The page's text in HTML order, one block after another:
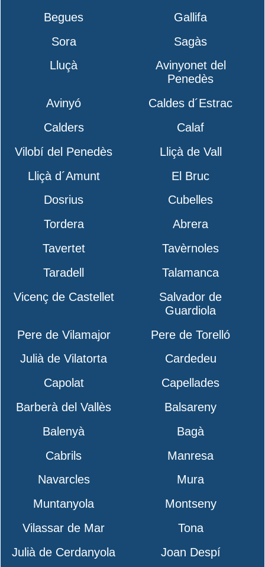
Begues
Gallifa
Sora
Sagàs
Lluçà
Avinyonet del
Penedès
Avinyó
Caldes d´Estrac
Calders
Calaf
Vilobí del Penedès
Lliçà de Vall
Lliçà d´Amunt
El Bruc
Dosrius
Cubelles
Tordera
Abrera
Tavertet
Tavèrnoles
Taradell
Talamanca
Vicenç de Castellet
Salvador de
Guardiola
Pere de Vilamajor
Pere de Torelló
Julià de Vilatorta
Cardedeu
Capolat
Capellades
Barberà del Vallès
Balsareny
Balenyà
Bagà
Cabrils
Manresa
Navarcles
Mura
Muntanyola
Montseny
Vilassar de Mar
Tona
Julià de Cerdanyola
Joan Despí